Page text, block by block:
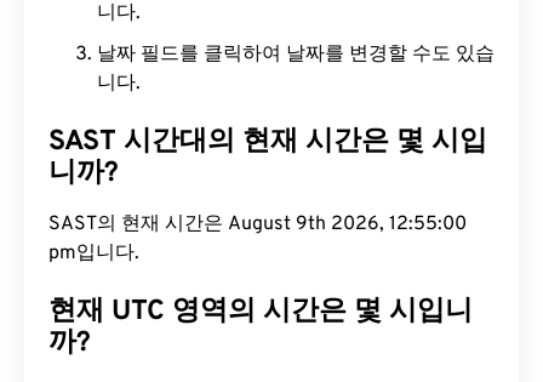
니다.
날짜 필드를 클릭하여 날짜를 변경할 수도 있습
니다.
SAST 시간대의 현재 시간은 몇 시입
니까?
SAST의 현재 시간은 August 9th 2026, 12:55:01 pm
입니다.
현재 UTC 영역의 시간은 몇 시입니
까?